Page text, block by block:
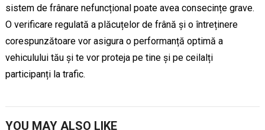
sistem de frânare nefuncțional poate avea consecințe grave.
O verificare regulată a plăcuțelor de frână și o întreținere
corespunzătoare vor asigura o performanță optimă a
vehiculului tău și te vor proteja pe tine și pe ceilalți
participanți la trafic.
YOU MAY ALSO LIKE